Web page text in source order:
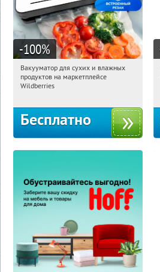
-100%
01:33:03 Получили:180
Россия
Вакууматор для сухих и влажных
продуктов на маркетплейсе
Wildberries
Бесплатно